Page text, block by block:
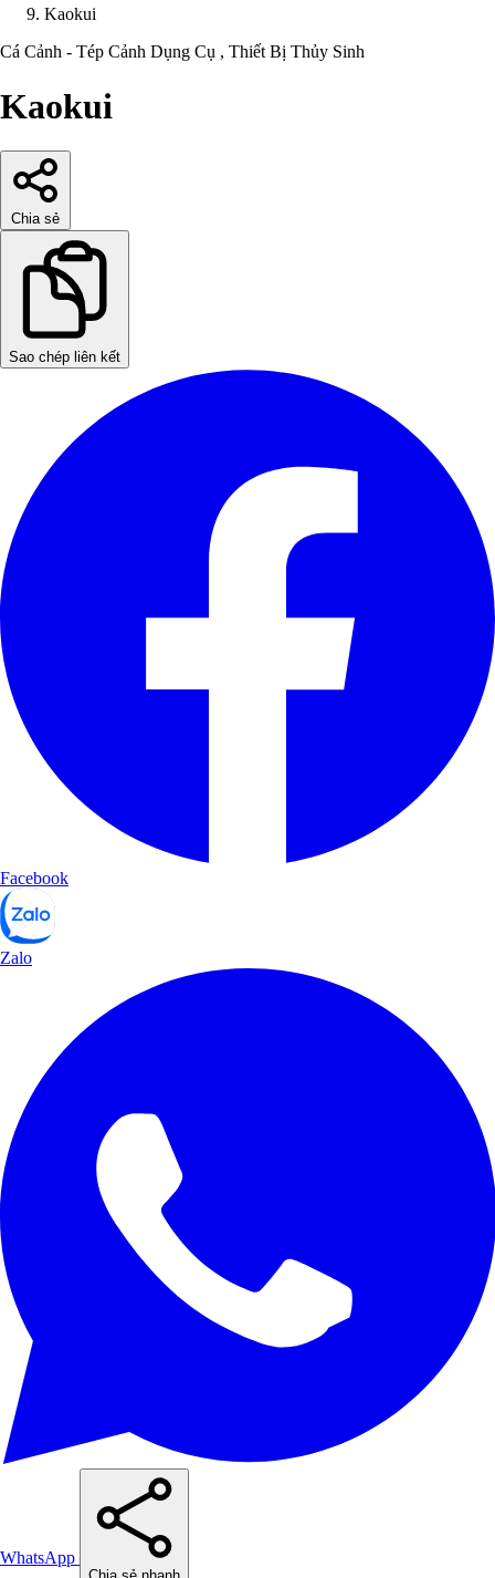
Kaokui
Cá Cảnh - Tép Cảnh Dụng Cụ , Thiết Bị Thủy Sinh
Kaokui
Chia sẻ
Sao chép liên kết
Facebook
Zalo
WhatsApp